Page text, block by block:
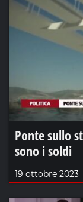
Ponte sullo
sono i soldi
19 ottobre 2023